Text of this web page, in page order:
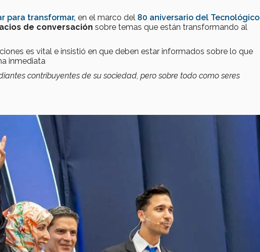
para transformar, en el marco del 80 aniversario del Tecnológico
de conversación sobre temas que están transformando al
es vital e insistió en que deben estar informados sobre lo que
inmediata
contribuyentes de su sociedad, pero sobre todo como seres